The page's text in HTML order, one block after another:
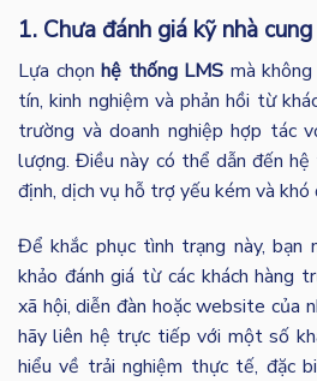
1. Chưa đánh giá kỹ nhà
Lựa chọn hệ thống LMS mà
tín, kinh nghiệm và phản hồi từ
trường và doanh nghiệp hợp tác
lượng. Điều này có thể dẫn đến hệ
định, dịch vụ hỗ trợ yếu kém và
Để khắc phục tình trạng này, bạn
khảo đánh giá từ các khách hàng
xã hội, diễn đàn hoặc website của
hãy liên hệ trực tiếp với một số
hiểu về trải nghiệm thực tế, đặc